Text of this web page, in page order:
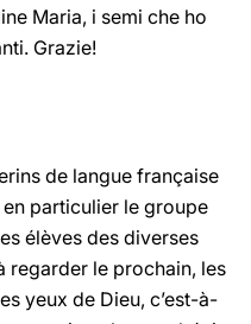
Maria, i semi che ho
Grazie!
de langue française
en particulier le groupe
élèves des diverses
regarder le prochain, les
yeux de Dieu, c’est-à-